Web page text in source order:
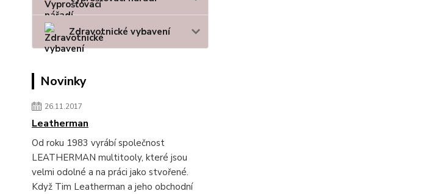
Zdravotnické vybavení
Novinky
26.11.2017
Leatherman
Od roku 1983 vyrábí společnost
LEATHERMAN multitooly, které jsou
velmi odolné a na práci jako stvořené.
Když Tim Leatherman a jeho obchodní